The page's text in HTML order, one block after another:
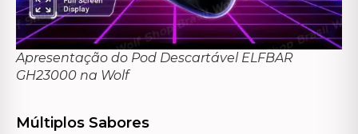
Apresentação do Pod Descartável ELFBAR
GH23000 na Wolf
Múltiplos Sabores